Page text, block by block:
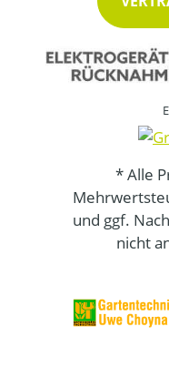
* Alle
und ggf.
nicht